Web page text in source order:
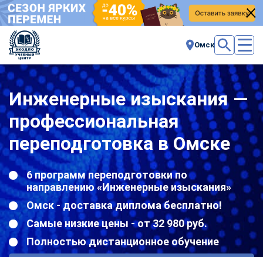
Омск
Инженерные изыскания —
профессиональная
переподготовка в Омске
6 программ переподготовки по
направлению «Инженерные изыскания»
Омск - доставка диплома бесплатно!
Самые низкие цены - от 32 980 руб.
Полностью дистанционное обучение